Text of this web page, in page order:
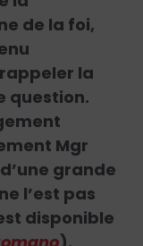
de la foi,
la
question.
Mgr
grande
l’est pas
disponible